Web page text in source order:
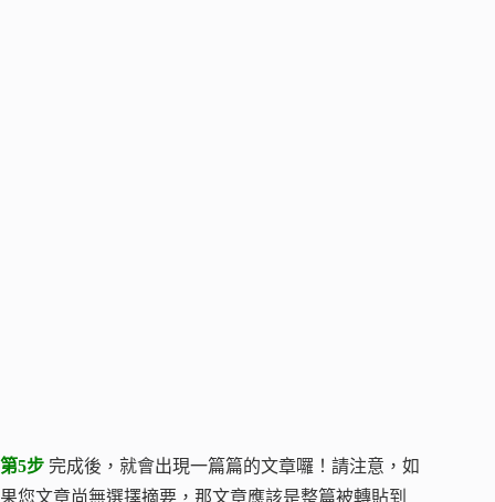
第5步 完成後，就會出現一篇篇的文章囉！請注意，如
果您文章尚無選擇摘要，那文章應該是整篇被轉貼到